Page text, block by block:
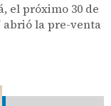
el próximo 30 de
abrió la pre-venta